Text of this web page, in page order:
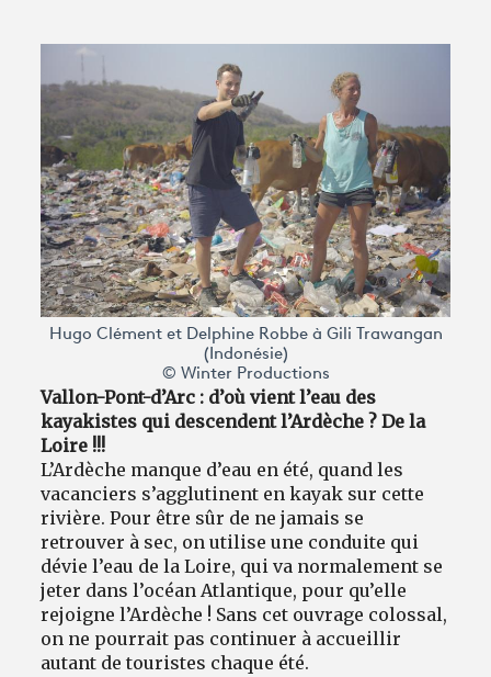
Hugo Clément et Delphine Robbe à Gili Trawangan
(Indonésie)
© Winter Productions
Vallon-Pont-d’Arc : d’où vient l’eau des
kayakistes qui descendent l’Ardèche ? De la
Loire !!!
L’Ardèche manque d’eau en été, quand les
vacanciers s’agglutinent en kayak sur cette
rivière. Pour être sûr de ne jamais se
retrouver à sec, on utilise une conduite qui
dévie l’eau de la Loire, qui va normalement se
jeter dans l’océan Atlantique, pour qu’elle
rejoigne l’Ardèche ! Sans cet ouvrage colossal,
on ne pourrait pas continuer à accueillir
autant de touristes chaque été.